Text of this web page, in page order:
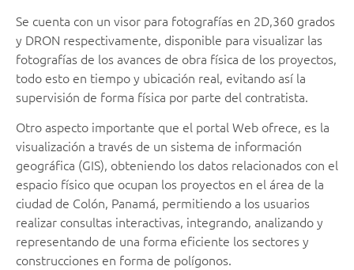
Se cuenta con un visor para fotografías en 2D,360 grados
y DRON respectivamente, disponible para visualizar las
fotografías de los avances de obra física de los proyectos,
todo esto en tiempo y ubicación real, evitando así la
supervisión de forma física por parte del contratista.
Otro aspecto importante que el portal Web ofrece, es la
visualización a través de un sistema de información
geográfica (GIS), obteniendo los datos relacionados con el
espacio físico que ocupan los proyectos en el área de la
ciudad de Colón, Panamá, permitiendo a los usuarios
realizar consultas interactivas, integrando, analizando y
representando de una forma eficiente los sectores y
construcciones en forma de polígonos.